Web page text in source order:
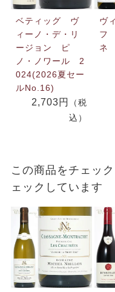
ベティッグ ヴ
ィーノ・デ・リ
ージョン ピ
ノ・ノワール 2
024(2026夏セー
ルNo.16)
2,703円
（税
込）
ヴ
フ
ネ
この商品をチェッ
ェックしています